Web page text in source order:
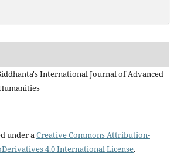
International Journal of Advanced
under aCreative Commons Attribution-
4.0 International License.